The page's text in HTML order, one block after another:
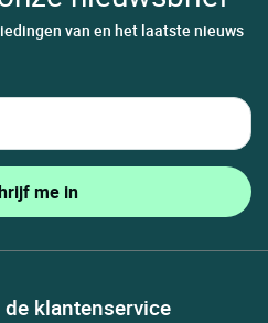
van en het laatste nieuws
klantenservice